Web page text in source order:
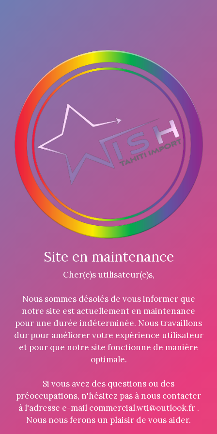
Site en maintenance
Cher(e)s utilisateur(e)s,
Nous sommes désolés de vous informer que
notre site est actuellement en maintenance
pour une durée indéterminée. Nous travaillons
dur pour améliorer votre expérience utilisateur
et pour que notre site fonctionne de manière
optimale.
Si vous avez des questions ou des
préoccupations, n'hésitez pas à nous contacter
à l'adresse e-mail commercial.wti@outlook.fr .
Nous nous ferons un plaisir de vous aider.